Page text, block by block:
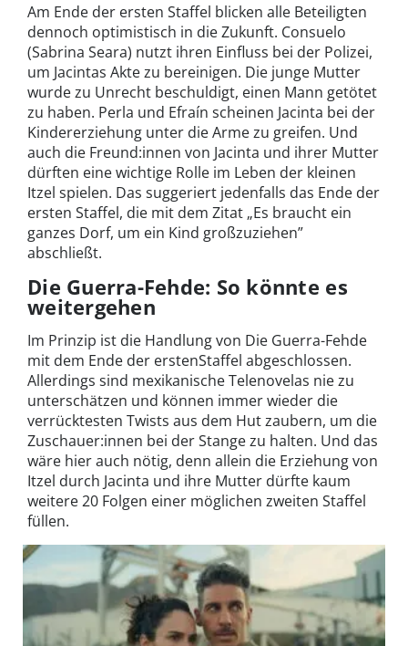
Am Ende der ersten Staffel blicken alle Beteiligten
dennoch optimistisch in die Zukunft. Consuelo
(Sabrina Seara) nutzt ihren Einfluss bei der Polizei,
um Jacintas Akte zu bereinigen. Die junge Mutter
wurde zu Unrecht beschuldigt, einen Mann getötet
zu haben. Perla und Efraín scheinen Jacinta bei der
Kindererziehung unter die Arme zu greifen. Und
auch die Freund:innen von Jacinta und ihrer Mutter
dürften eine wichtige Rolle im Leben der kleinen
Itzel spielen. Das suggeriert jedenfalls das Ende der
ersten Staffel, die mit dem Zitat „Es braucht ein
ganzes Dorf, um ein Kind großzuziehen”
abschließt.
Die Guerra-Fehde: So könnte es
weitergehen
Im Prinzip ist die Handlung von Die Guerra-Fehde
mit dem Ende der erstenStaffel abgeschlossen.
Allerdings sind mexikanische Telenovelas nie zu
unterschätzen und können immer wieder die
verrücktesten Twists aus dem Hut zaubern, um die
Zuschauer:innen bei der Stange zu halten. Und das
wäre hier auch nötig, denn allein die Erziehung von
Itzel durch Jacinta und ihre Mutter dürfte kaum
weitere 20 Folgen einer möglichen zweiten Staffel
füllen.